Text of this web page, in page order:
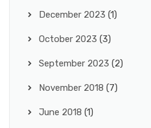
December 2023 (1)
October 2023 (3)
September 2023 (2)
November 2018 (7)
June 2018 (1)